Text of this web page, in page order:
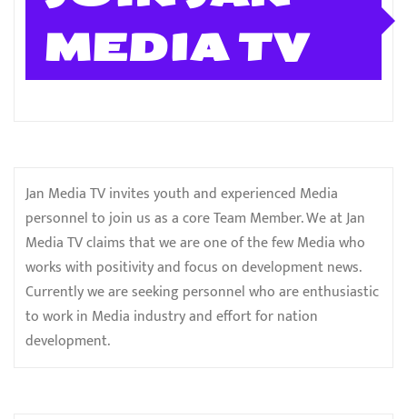
MEDIA TV
Jan Media TV invites youth and experienced Media
personnel to join us as a core Team Member. We at Jan
Media TV claims that we are one of the few Media who
works with positivity and focus on development news.
Currently we are seeking personnel who are enthusiastic
to work in Media industry and effort for nation
development.